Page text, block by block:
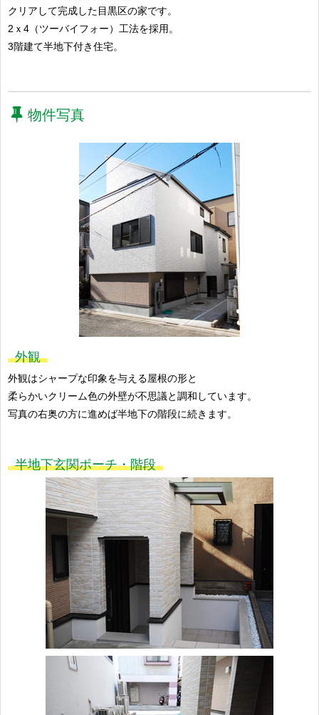
クリアして完成した目黒区の家です。
2ｘ4（ツーバイフォー）工法を採用。
3階建て半地下付き住宅。
物件写真
外観
外観はシャープな印象を与える屋根の形と
柔らかいクリーム色の外壁が不思議と調和しています。
写真の右奥の方に進めば半地下の階段に続きます。
半地下玄関ポーチ・階段